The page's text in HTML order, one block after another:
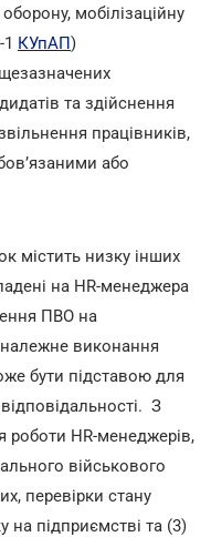
мобілізаційну
КУпАП)
та здійснення
працівників,
або
містить низку інших
на HR-менеджера
ПВО на
виконання
бути підставою для
З
HR-менеджерів,
військового
перевірки стану
на підприємстві та (3)